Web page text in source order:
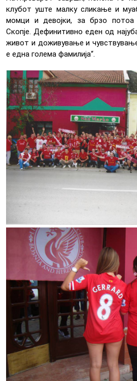
клубот уште малку сликање и
момци и девојки, за брзо
Скопје. Дефинитивно еден од
живот и доживување и
е една голема фамилија‘‘.